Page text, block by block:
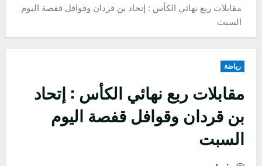
مقابلات ربع نهائي الكأس : إتحاد بن قردان وقوافل قفصة اليوم
السبت
رياضة
مقابلات ربع نهائي الكأس : إتحاد
بن قردان وقوافل قفصة اليوم
السبت